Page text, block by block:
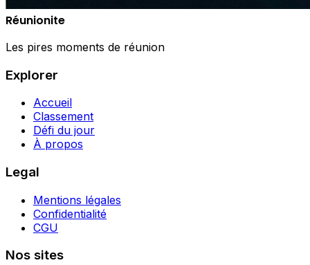
Réunionite
Les pires moments de réunion
Explorer
Accueil
Classement
Défi du jour
À propos
Legal
Mentions légales
Confidentialité
CGU
Nos sites